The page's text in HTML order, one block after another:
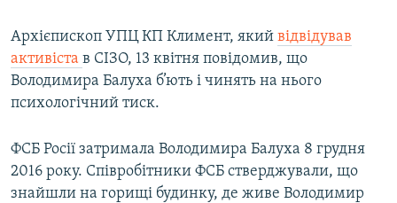
Архієпископ УПЦ КП Климент, який відвідував
активіста в СІЗО, 13 квітня повідомив, що
Володимира Балуха б’ють і чинять на нього
психологічний тиск.
ФСБ Росії затримала Володимира Балуха 8 грудня
2016 року. Співробітники ФСБ стверджували, що
знайшли на горищі будинку, де живе Володимир